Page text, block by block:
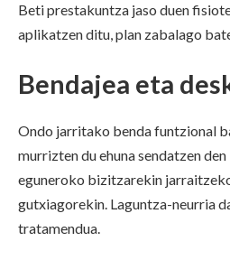
Beti prestakuntza jaso duen
aplikatzen ditu, plan zabalago
Bendajea eta
Ondo jarritako benda funtzional
murrizten du ehuna sendatzen
eguneroko bizitzarekin
gutxiagorekin. Laguntza-neurria
tratamendua.